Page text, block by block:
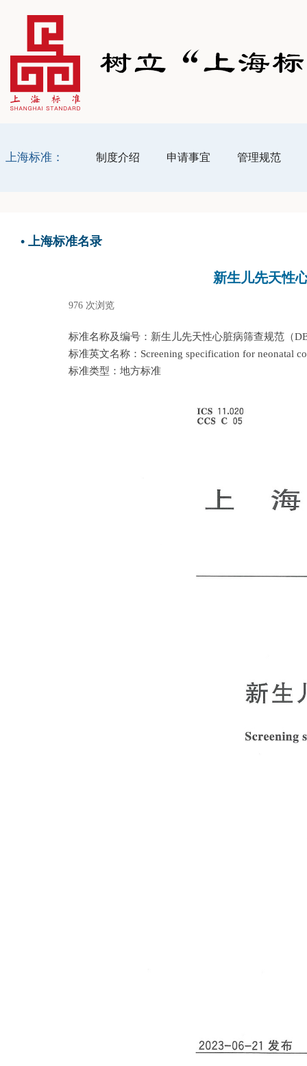
制度介绍 申请事宜 管理规范
上海标准：
新生儿先天性
976 次浏览
标准名称及编号：新生儿先天性心脏病筛查规范（
标准英文名称：Screening specification for neonatal
标准类型：地方标准
• 上海标准名录